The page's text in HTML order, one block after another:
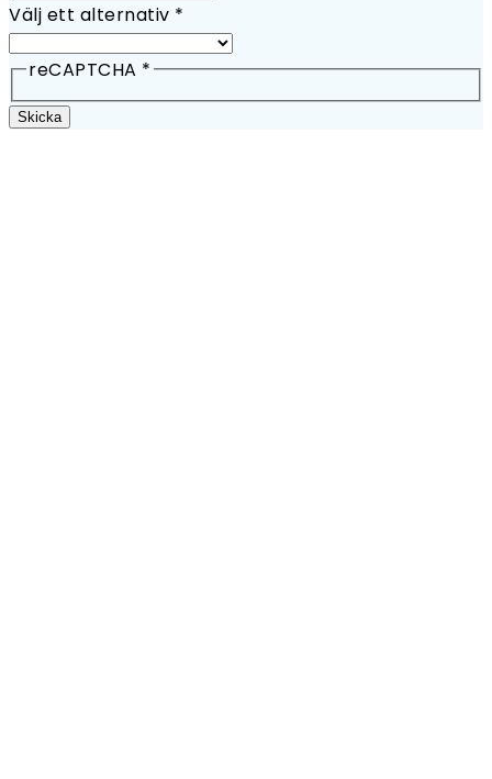
Välj ett alternativ *
reCAPTCHA *
Skicka